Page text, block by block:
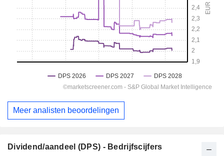
Meer analisten beoordelingen
Dividend/aandeel (DPS) - Bedrijfscijfers